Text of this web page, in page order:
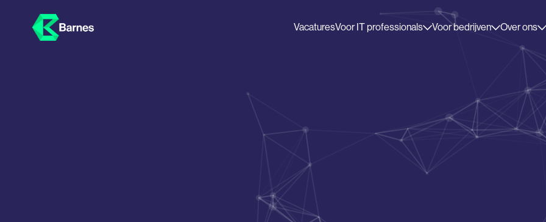
VacaturesVoor IT professionals Voor bedrijven Over ons